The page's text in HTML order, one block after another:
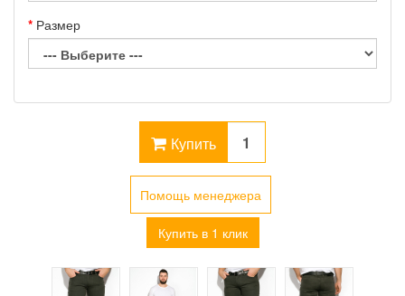
Размер
Купить
Помощь менеджера
Купить в 1 клик